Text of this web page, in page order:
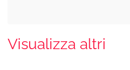
Visualizza altri